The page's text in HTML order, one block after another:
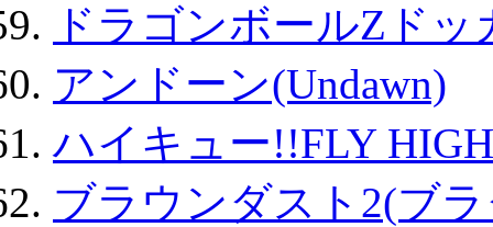
ドラゴンボールZド
アンドーン(Undawn)
ハイキュー!!FLY HIGH
ブラウンダスト2(ブ